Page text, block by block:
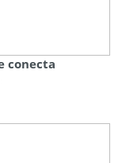
conecta